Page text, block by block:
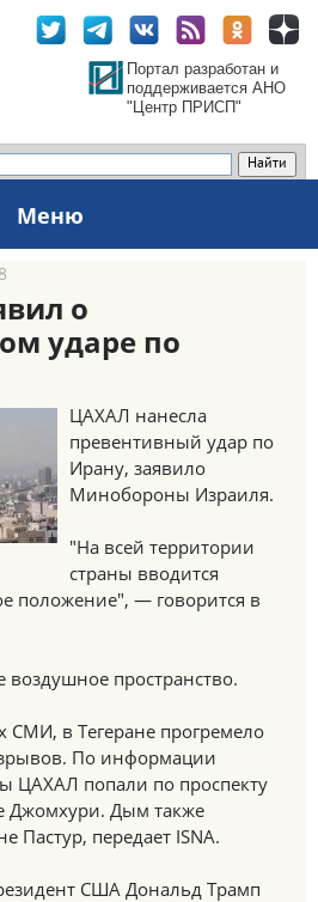
Портал разработан и
поддерживается АНО
"Центр ПРИСП"
Меню
о
ударе по
ЦАХАЛ нанесла
превентивный удар по
Ирану, заявило
Минобороны Израиля.
"На всей территории
страны вводится
положение", — говорится в
воздушное пространство.
в Тегеране прогремело
По информации
ЦАХАЛ попали по проспекту
Джомхури. Дым также
Пастур, передает ISNA.
США Дональд Трамп